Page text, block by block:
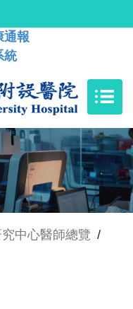
通報
統
中心醫師總覽 /